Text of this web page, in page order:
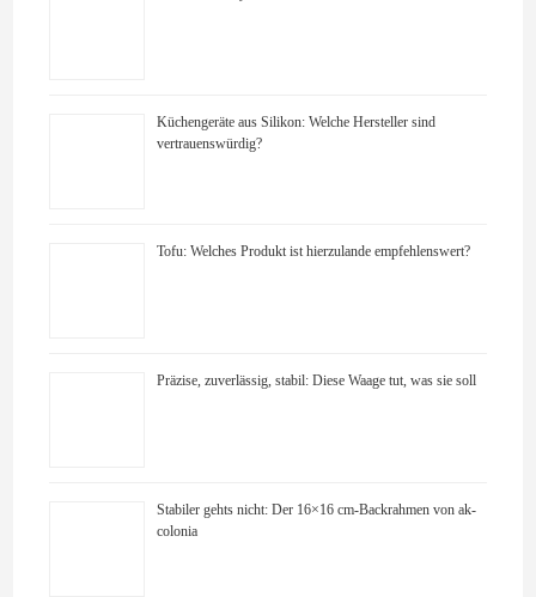
Küchengeräte aus Silikon: Welche Hersteller sind
vertrauenswürdig?
Tofu: Welches Produkt ist hierzulande empfehlenswert?
Präzise, zuverlässig, stabil: Diese Waage tut, was sie soll
Stabiler gehts nicht: Der 16×16 cm-Backrahmen von ak-
colonia